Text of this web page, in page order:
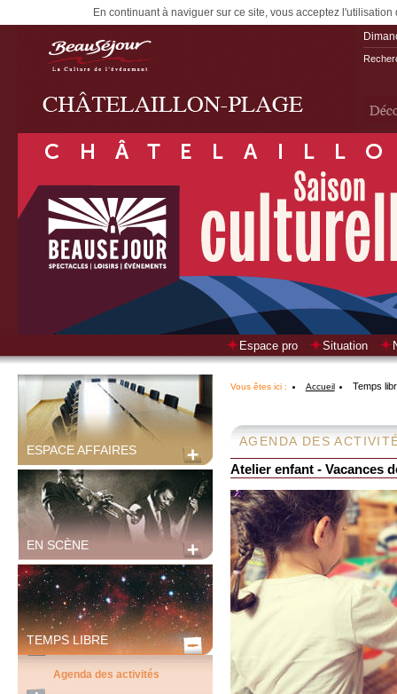
En continuant à naviguer sur ce site, vous acceptez
Espace pro Situation
ESPACE AFFAIRES
EN SCÈNE
TEMPS LIBRE
Agenda des activités
Vous êtes ici : Accueil Temps
AGENDA DES
Atelier enfant - Vacances